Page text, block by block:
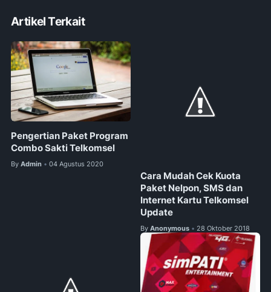
Artikel Terkait
Pengertian Paket Program
Combo Sakti Telkomsel
By Admin • 04 Agustus 2020
Cara Mudah Cek Kuota
Paket Nelpon, SMS dan
Internet Kartu Telkomsel
Update
By Anonymous • 28 Oktober 2018